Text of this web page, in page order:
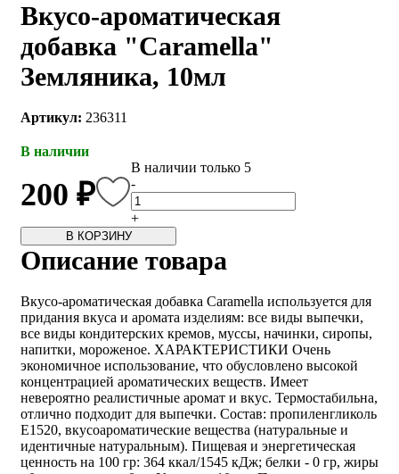
256-54-
Вкусо-ароматическая
добавка "Caramella"
Земляника, 10мл
Артикул: 236311
В наличии
200 ₽
В наличии только 5
-
+
В КОРЗИНУ
Описание товара
Вкусо-ароматическая добавка Caramella используется для
придания вкуса и аромата изделиям: все виды выпечки,
все виды кондитерских кремов, муссы, начинки, сиропы,
напитки, мороженое. ХАРАКТЕРИСТИКИ Очень
экономичное использование, что обусловлено высокой
концентрацией ароматических веществ. Имеет
невероятно реалистичные аромат и вкус. Термостабильна,
отлично подходит для выпечки. Состав: пропиленгликоль
E1520, вкусоароматические вещества (натуральные и
идентичные натуральным). Пищевая и энергетическая
ценность на 100 гр: 364 ккал/1545 кДж; белки - 0 гр, жиры